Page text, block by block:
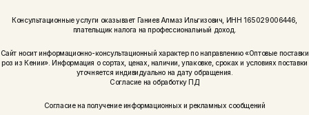
Консультационные услуги оказывает Ганиев Алмаз Ильгизович, ИНН 165029006446,
плательщик налога на профессиональный доход.
Сайт носит информационно-консультационный характер по направлению «Оптовые поставки
роз из Кении». Информация о сортах, ценах, наличии, упаковке, сроках и условиях поставки
уточняется индивидуально на дату обращения.
Согласие на обработку ПД
Согласие на получение информационных и рекламных сообщений